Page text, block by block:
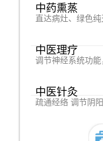
中药熏蒸
直达病灶、绿色纯天然
中医理疗
调节神经系统功能，
中医针灸
疏通经络 调节阴阳